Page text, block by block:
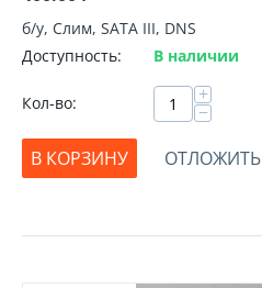
б/у, Слим, SATA III, DNS
Доступность:
В наличии
Кол-во: +
−
В КОРЗИНУ
ОТЛОЖИТЬ